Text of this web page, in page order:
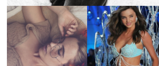
LA BAILARINA
BLANCA DE LA
CRUZ O COMO
REINVENTARSE
ANTE LA
ADVERSIDAD.
LA ALTURA DE LAS
MODELOS MAS
ALTAS